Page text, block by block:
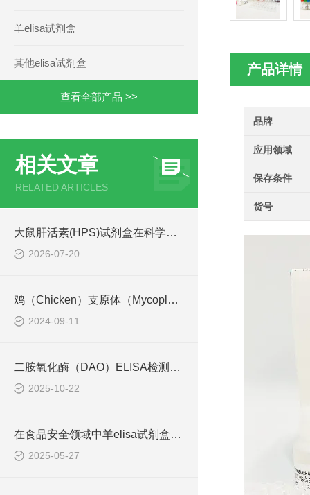
羊elisa试剂盒
其他elisa试剂盒
查看全部产品 >>
相关文章
RELATED ARTICLES
大鼠肝活素(HPS)试剂盒在科学研究中扮演了何种角色？
2026-07-20
鸡（Chicken）支原体（Mycoplasma） ELISA检测试剂盒工作原理
2024-09-11
二胺氧化酶（DAO）ELISA检测试剂盒检测原理
2025-10-22
在食品安全领域中羊elisa试剂盒也有着一定的应用
2025-05-27
产品详情
品牌
应用领域
保存条件
货号